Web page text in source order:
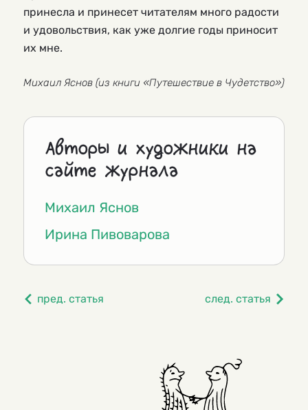
принесла и принесет читателям много радости
и удовольствия, как уже долгие годы приносит
их мне.
Михаил Яснов (из книги «Путешествие в Чудетство»)
Авторы и художники на
сайте журнала
Михаил Яснов
Ирина Пивоварова
пред. статья след. статья